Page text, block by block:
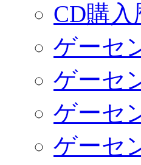
CD購入
ゲーセ
ゲーセ
ゲーセ
ゲーセ